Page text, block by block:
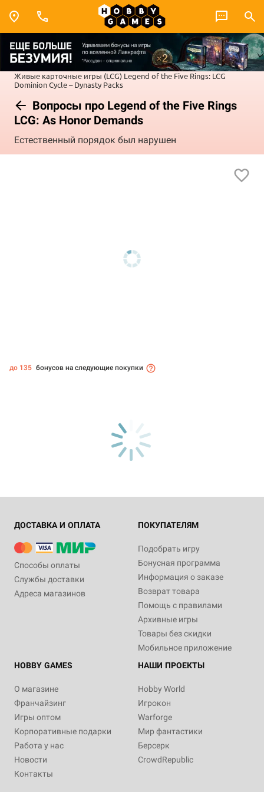
Живые карточные игры (LCG) Legend of the Five Rings: LCG
Dominion Cycle – Dynasty Packs
Вопросы про Legend of the Five Rings
LCG: As Honor Demands
Естественный порядок был нарушен
до 135 бонусов на следующие покупки
ДОСТАВКА И ОПЛАТА
Способы оплаты
Службы доставки
Адреса магазинов
ПОКУПАТЕЛЯМ
Подобрать игру
Бонусная программа
Информация о заказе
Возврат товара
Помощь с правилами
Архивные игры
Товары без скидки
Мобильное приложение
HOBBY GAMES
О магазине
Франчайзинг
Игры оптом
Корпоративные подарки
Работа у нас
Новости
Контакты
НАШИ ПРОЕКТЫ
Hobby World
Игрокон
Warforge
Мир фантастики
Берсерк
CrowdRepublic